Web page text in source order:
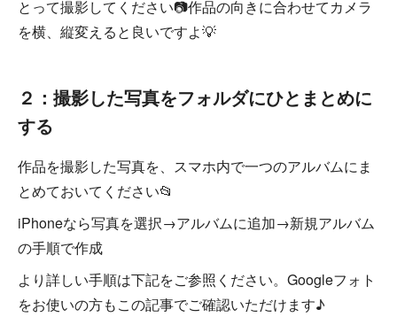
とって撮影してください📷作品の向きに合わせてカメラ
を横、縦変えると良いですよ💡
２：撮影した写真をフォルダにひとまとめに
する
作品を撮影した写真を、スマホ内で一つのアルバムにま
とめておいてください📂
iPhoneなら写真を選択→アルバムに追加→新規アルバム
の手順で作成
より詳しい手順は下記をご参照ください。Googleフォト
をお使いの方もこの記事でご確認いただけます♪